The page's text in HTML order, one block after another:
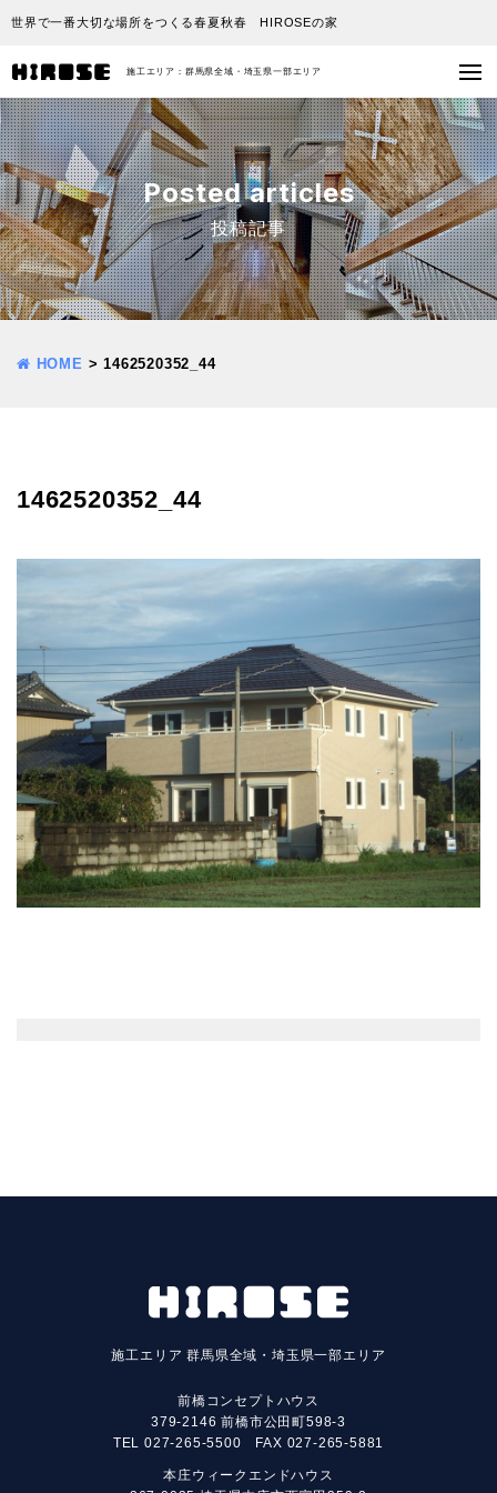
世界で一番大切な場所をつくる春夏秋春 HIROSEの家
施工エリア：群馬県全域・埼玉県一部エリア
Posted articles
投稿記事
HOME >1462520352_44
1462520352_44
施工エリア群馬県全域・埼玉県一部エリア
前橋コンセプトハウス
379-2146 前橋市公田町598-3
TEL 027-265-5500 FAX 027-265-5881
本庄ウィークエンドハウス